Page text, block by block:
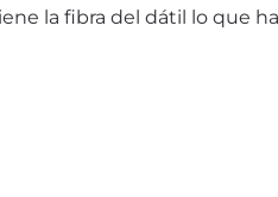
la fibra del dátil lo que